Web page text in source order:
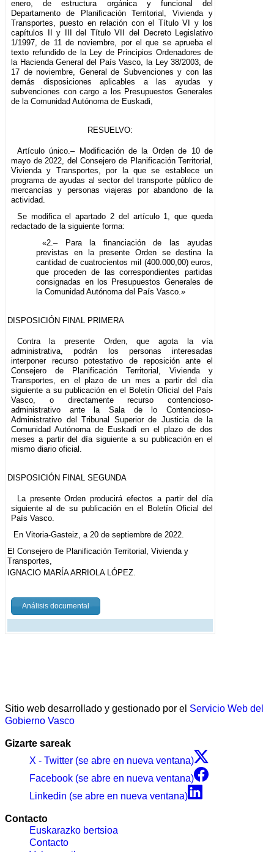
enero, de estructura orgánica y funcional del
Departamento de Planificación Territorial, Vivienda y
Transportes, puesto en relación con el Título VI y los
capítulos II y III del Título VII del Decreto Legislativo
1/1997, de 11 de noviembre, por el que se aprueba el
texto refundido de la Ley de Principios Ordenadores de
la Hacienda General del País Vasco, la Ley 38/2003, de
17 de noviembre, General de Subvenciones y con las
demás disposiciones aplicables a las ayudas y
subvenciones con cargo a los Presupuestos Generales
de la Comunidad Autónoma de Euskadi,
RESUELVO:
Artículo único.– Modificación de la Orden de 10 de
mayo de 2022, del Consejero de Planificación Territorial,
Vivienda y Transportes, por la que se establece un
programa de ayudas al sector del transporte público de
mercancías y personas viajeras por abandono de la
actividad.
Se modifica el apartado 2 del artículo 1, que queda
redactado de la siguiente forma:
«2.– Para la financiación de las ayudas
previstas en la presente Orden se destina la
cantidad de cuatrocientos mil (400.000,00) euros,
que proceden de las correspondientes partidas
consignadas en los Presupuestos Generales de
la Comunidad Autónoma del País Vasco.»
DISPOSICIÓN FINAL PRIMERA
Contra la presente Orden, que agota la vía
administrativa, podrán los personas interesadas
interponer recurso potestativo de reposición ante el
Consejero de Planificación Territorial, Vivienda y
Transportes, en el plazo de un mes a partir del día
siguiente a su publicación en el Boletín Oficial del País
Vasco, o directamente recurso contencioso-
administrativo ante la Sala de lo Contencioso-
Administrativo del Tribunal Superior de Justicia de la
Comunidad Autónoma de Euskadi en el plazo de dos
meses a partir del día siguiente a su publicación en el
mismo diario oficial.
DISPOSICIÓN FINAL SEGUNDA
La presente Orden producirá efectos a partir del día
siguiente al de su publicación en el Boletín Oficial del
País Vasco.
En Vitoria-Gasteiz, a 20 de septiembre de 2022.
El Consejero de Planificación Territorial, Vivienda y
Transportes,
IGNACIO MARÍA ARRIOLA LÓPEZ.
Análisis documental
Sitio web desarrollado y gestionado por el Servicio Web del
Gobierno Vasco
Gizarte sareak
X - Twitter (se abre en nueva ventana)
Facebook (se abre en nueva ventana)
Linkedin (se abre en nueva ventana)
Contacto
Euskarazko bertsioa
Contacto